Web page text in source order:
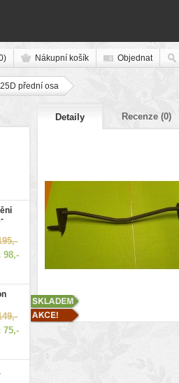
Nákupní košík Objednat
přední osa
98,-
75,-
Detaily Recenze (0)